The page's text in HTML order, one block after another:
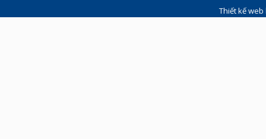
Thiết kế web